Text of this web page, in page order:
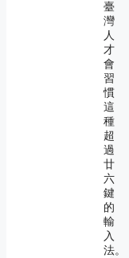
臺
灣
人
才
會
習
慣
這
種
超
過
廿
六
鍵
的
輸
入
法。